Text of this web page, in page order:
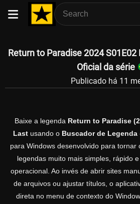
Return to Paradise 2024
Oficial da série
Publicado há 11
Baixe a legenda Return to Paradise
Lastusando o Buscador de Legenda
para Windows desenvolvido para tornar
legendas muito mais simples, rápido
operacional. Ao invés de abrir sites
de arquivos ou ajustar títulos, o
direta no menu de contexto do